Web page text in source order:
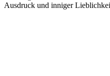
Ausdruck und inniger